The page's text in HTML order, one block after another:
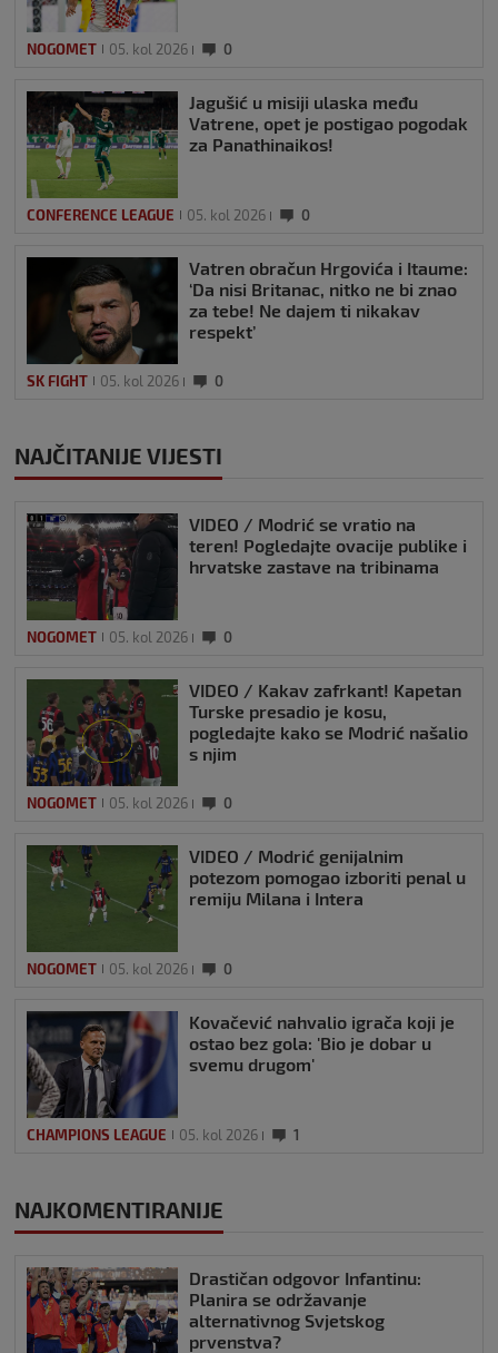
NOGOMET 05. kol 2026 0
Jagušić u misiji ulaska među
Vatrene, opet je postigao pogodak
za Panathinaikos!
CONFERENCE LEAGUE 05. kol 2026 0
Vatren obračun Hrgovića i Itaume:
‘Da nisi Britanac, nitko ne bi znao
za tebe! Ne dajem ti nikakav
respekt’
SK FIGHT 05. kol 2026 0
NAJČITANIJE VIJESTI
VIDEO / Modrić se vratio na
teren! Pogledajte ovacije publike i
hrvatske zastave na tribinama
NOGOMET 05. kol 2026 0
VIDEO / Kakav zafrkant! Kapetan
Turske presadio je kosu,
pogledajte kako se Modrić našalio
s njim
NOGOMET 05. kol 2026 0
VIDEO / Modrić genijalnim
potezom pomogao izboriti penal u
remiju Milana i Intera
NOGOMET 05. kol 2026 0
Kovačević nahvalio igrača koji je
ostao bez gola: 'Bio je dobar u
svemu drugom'
CHAMPIONS LEAGUE 05. kol 2026 1
NAJKOMENTIRANIJE
Drastičan odgovor Infantinu:
Planira se održavanje
alternativnog Svjetskog
prvenstva?